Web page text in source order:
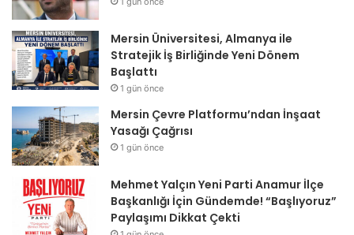
Mersin Üniversitesi, Almanya ile
Stratejik İş Birliğinde Yeni Dönem
Başlattı
1 gün önce
Mersin Çevre Platformu’ndan İnşaat
Yasağı Çağrısı
1 gün önce
Mehmet Yalçın Yeni Parti Anamur İlçe
Başkanlığı İçin Gündemde! “Başlıyoruz”
Paylaşımı Dikkat Çekti